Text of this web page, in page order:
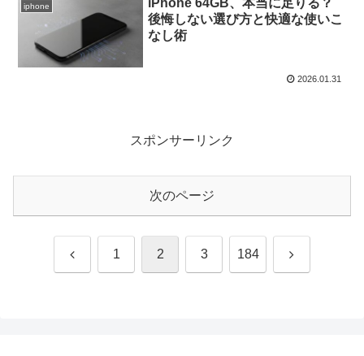
iphone
後悔しない選び方と快適な使いこ
なし術
2026.01.31
スポンサーリンク
次のページ
前 1 2 3 184 次